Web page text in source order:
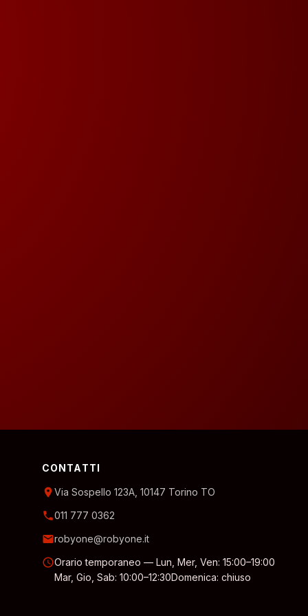
CONTATTI
location_onVia Sospello 123A, 10147 Torino TO
phone011 777 0362
emailrobyone@robyone.it
scheduleOrario temporaneo — Lun, Mer, Ven: 15:00–19:00
Mar, Gio, Sab: 10:00–12:30Domenica: chiuso